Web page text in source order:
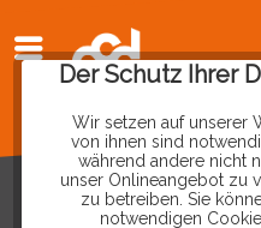
Der Schutz Ihrer
Wir setzen auf unserer
von ihnen sind
während andere nicht
unser Onlineangebot zu
zu betreiben. Sie
notwendigen